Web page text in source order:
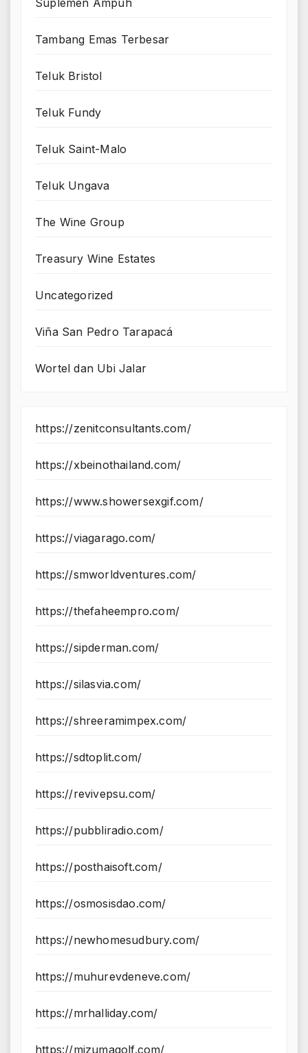
Tambang Emas Terbesar
Teluk Bristol
Teluk Fundy
Teluk Saint-Malo
Teluk Ungava
The Wine Group
Treasury Wine Estates
Uncategorized
Viña San Pedro Tarapacá
Wortel dan Ubi Jalar
https://zenitconsultants.com/
https://xbeinothailand.com/
https://www.showersexgif.com/
https://viagarago.com/
https://smworldventures.com/
https://thefaheempro.com/
https://sipderman.com/
https://silasvia.com/
https://shreeramimpex.com/
https://sdtoplit.com/
https://revivepsu.com/
https://pubbliradio.com/
https://posthaisoft.com/
https://osmosisdao.com/
https://newhomesudbury.com/
https://muhurevdeneve.com/
https://mrhalliday.com/
https://mizumagolf.com/